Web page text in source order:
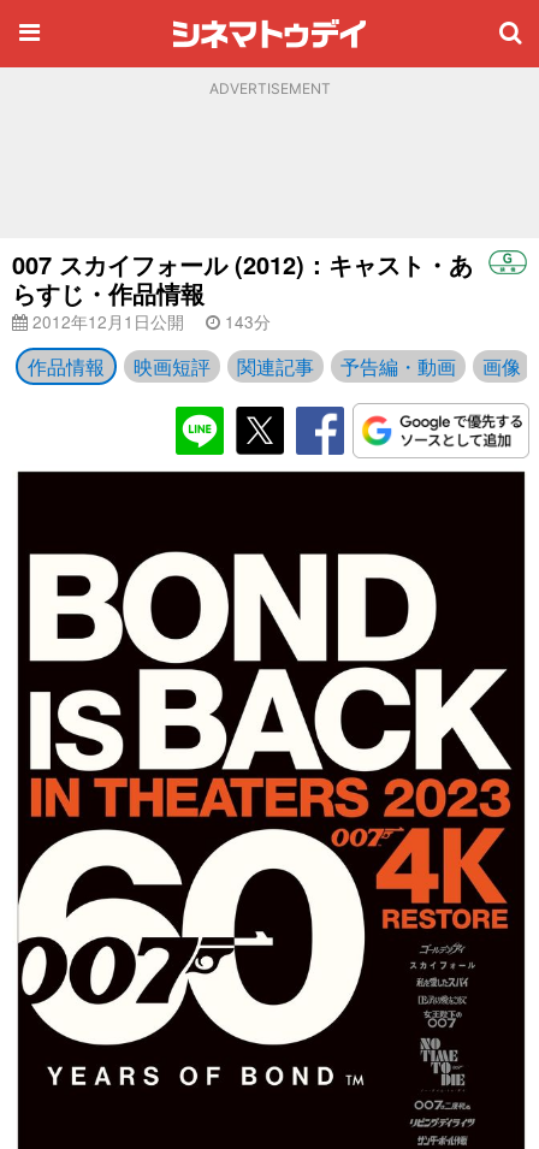
ADVERTISEMENT
007 スカイフォール (2012)：キャスト・あ
らすじ・作品情報
2012年12月1日公開 143分
作品情報 映画短評 関連記事 予告編・動画 画像